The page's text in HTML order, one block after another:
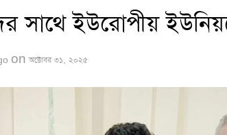
সাথে ইউরোপীয়
on অক্টোবর ৩১, ২০২৫